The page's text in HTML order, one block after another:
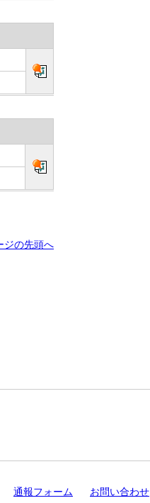
ジの先頭へ
通報フォーム お問い合わせ